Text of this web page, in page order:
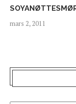
mars 2, 2011